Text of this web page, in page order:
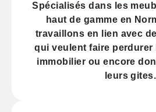
Spécialisés dans les
haut de gamme en
travaillons en lien avec
qui veulent faire perdurer
immobilier ou encore
leurs gites.